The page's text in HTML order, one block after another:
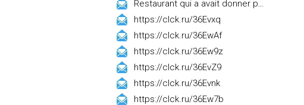
https://clck.ru/36Evxq
https://clck.ru/36EwAf
https://clck.ru/36Ew9z
https://clck.ru/36EvZ9
https://clck.ru/36Evnk
https://clck.ru/36Ew7b